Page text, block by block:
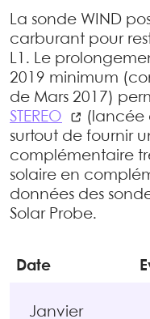
La sonde WIND
carburant pour
L1. Le
2019 minimum
de Mars 2017)
STEREO
(lancée
surtout de fournir
complémentaire
solaire en
données des
Solar Probe.
Date
Janvier